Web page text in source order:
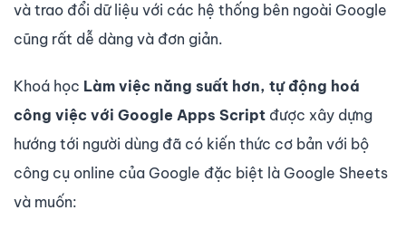
và trao đổi dữ liệu với các hệ thống bên ngoài Google
cũng rất dễ dàng và đơn giản.
Khoá học Làm việc năng suất hơn, tự động hoá
công việc với Google Apps Script được xây dựng
hướng tới người dùng đã có kiến thức cơ bản với bộ
công cụ online của Google đặc biệt là Google Sheets
và muốn: